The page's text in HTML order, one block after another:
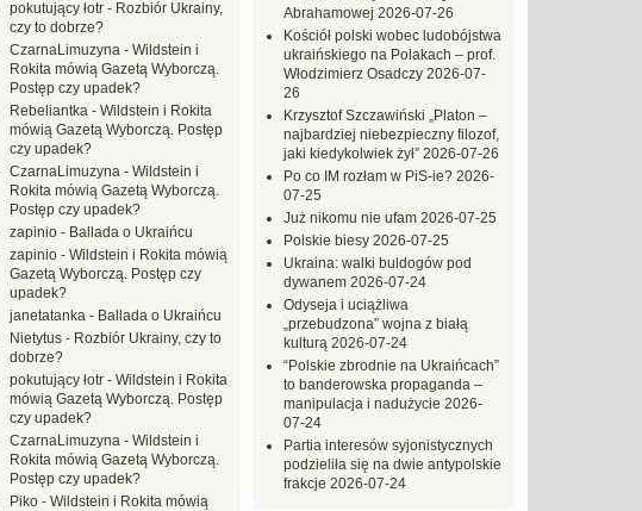
Abrahamowej 2026-07-26
Kościół polski wobec ludobójstwa
ukraińskiego na Polakach – prof.
Włodzimierz Osadczy 2026-07-
26
Krzysztof Szczawiński „Platon –
najbardziej niebezpieczny filozof,
jaki kiedykolwiek żył” 2026-07-26
Po co IM rozłam w PiS-ie? 2026-
07-25
Już nikomu nie ufam 2026-07-25
Polskie biesy 2026-07-25
Ukraina: walki buldogów pod
dywanem 2026-07-24
Odyseja i uciążliwa
„przebudzona” wojna z białą
kulturą 2026-07-24
“Polskie zbrodnie na Ukraińcach”
to banderowska propaganda –
manipulacja i nadużycie 2026-
07-24
Partia interesów syjonistycznych
podzieliła się na dwie antypolskie
frakcje 2026-07-24
pokutujący łotr - Rozbiór Ukrainy,
czy to dobrze?
CzarnaLimuzyna - Wildstein i
Rokita mówią Gazetą Wyborczą.
Postęp czy upadek?
Rebeliantka - Wildstein i Rokita
mówią Gazetą Wyborczą. Postęp
czy upadek?
CzarnaLimuzyna - Wildstein i
Rokita mówią Gazetą Wyborczą.
Postęp czy upadek?
zapinio - Ballada o Ukraińcu
zapinio - Wildstein i Rokita mówią
Gazetą Wyborczą. Postęp czy
upadek?
janetatanka - Ballada o Ukraińcu
Nietytus - Rozbiór Ukrainy, czy to
dobrze?
pokutujący łotr - Wildstein i Rokita
mówią Gazetą Wyborczą. Postęp
czy upadek?
CzarnaLimuzyna - Wildstein i
Rokita mówią Gazetą Wyborczą.
Postęp czy upadek?
Piko - Wildstein i Rokita mówią